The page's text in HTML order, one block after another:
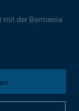
mit der Barmenia